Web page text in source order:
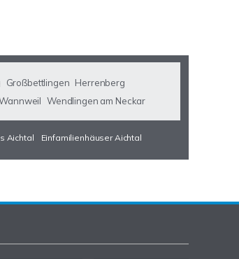
Großbettlingen Herrenberg
Wendlingen am Neckar
Aichtal Einfamilienhäuser Aichtal